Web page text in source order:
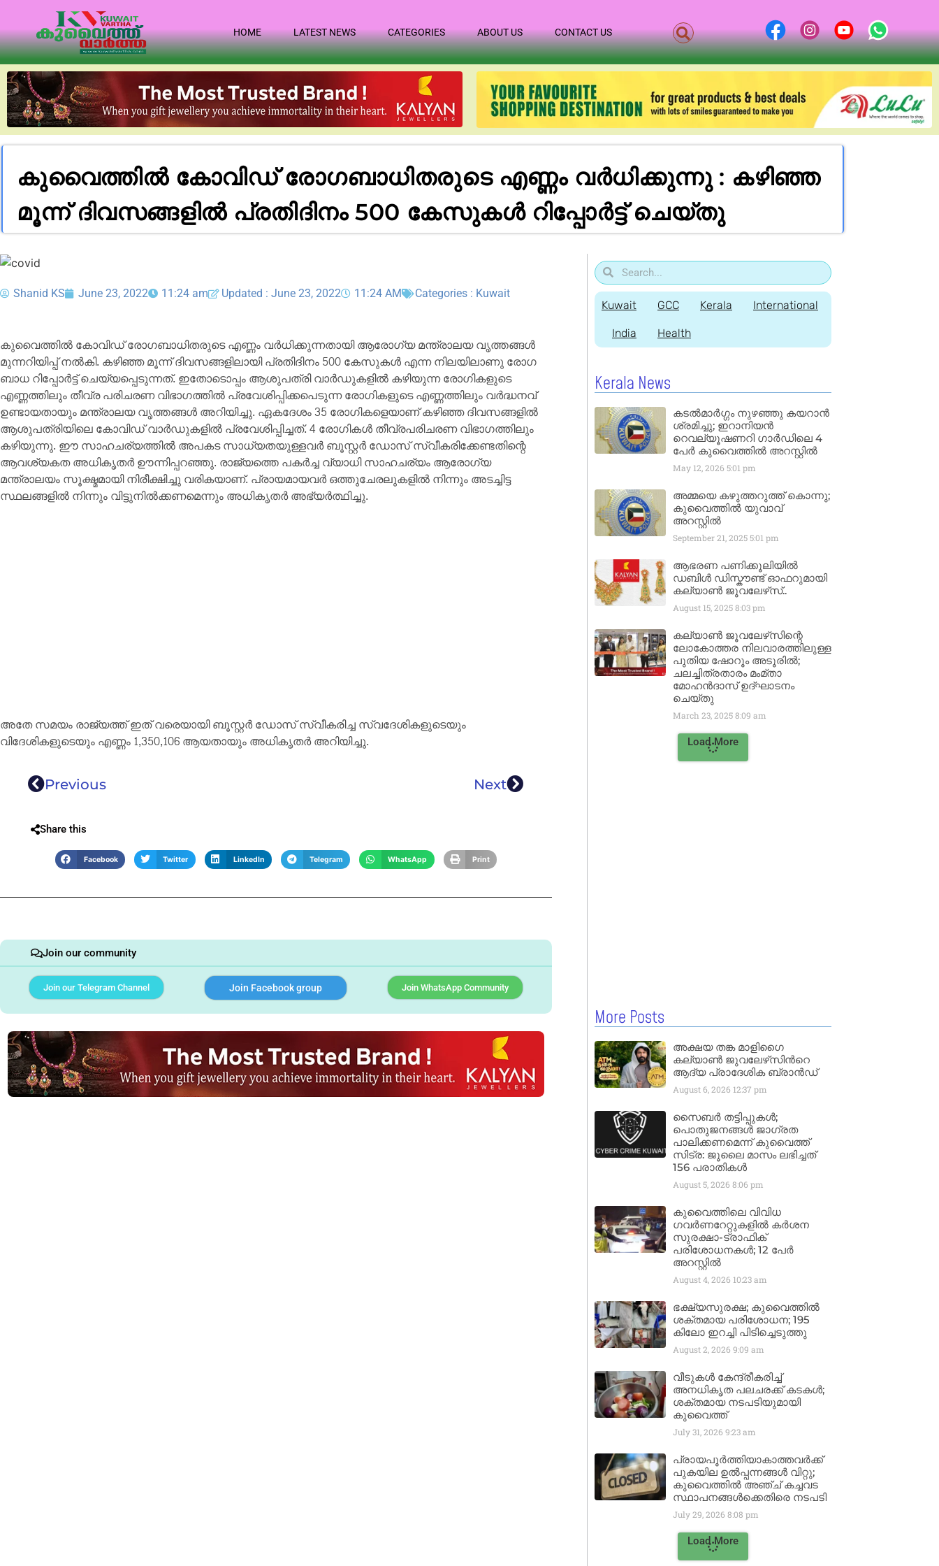
HOME LATEST NEWS CATEGORIES ABOUT US CONTACT US
കുവൈത്തിൽ കോവിഡ് രോഗബാധിതരുടെ എണ്ണം വർധിക്കുന്നു : കഴിഞ്ഞ
മൂന്ന് ദിവസങ്ങളിൽ പ്രതിദിനം 500 കേസുകൾ റിപ്പോർട്ട് ചെയ്തു
Shanid KS June 23, 2022 11:24 am Updated : June 23, 2022 11:24 AM Categories : Kuwait
കുവൈത്തിൽ കോവിഡ് രോഗബാധിതരുടെ എണ്ണം വർധിക്കുന്നതായി ആരോഗ്യ മന്ത്രാലയ വൃത്തങ്ങൾ
മുന്നറിയിപ്പ് നൽകി. കഴിഞ്ഞ മൂന്ന് ദിവസങ്ങളിലായി പ്രതിദിനം 500 കേസുകൾ എന്ന നിലയിലാണു രോഗ
ബാധ റിപ്പോർട്ട്‌ ചെയ്യപ്പെടുന്നത്‌. ഇതോടൊപ്പം ആശുപത്രി വാർഡുകളിൽ കഴിയുന്ന രോഗികളുടെ
എണ്ണത്തിലും തീവ്ര പരിചരണ വിഭാഗത്തിൽ പ്രവേശിപ്പിക്കപെടുന്ന രോഗികളുടെ എണ്ണത്തിലും വർദ്ധനവ്‌
ഉണ്ടായതായും മന്ത്രാലയ വൃത്തങ്ങൾ അറിയിച്ചു. ഏകദേശം 35 രോഗികളെയാണ് കഴിഞ്ഞ ദിവസങ്ങളിൽ
ആശുപത്രിയിലെ കോവിഡ്‌ വാർഡുകളിൽ പ്രവേശിപ്പിച്ചത്. 4 രോഗികൾ തീവ്രപരിചരണ വിഭാഗത്തിലും
കഴിയുന്നു. ഈ സാഹചര്യത്തിൽ അപകട സാധ്യതയുള്ളവർ ബൂസ്റ്റർ ഡോസ്‌ സ്വീകരിക്കേണ്ടതിന്റെ
ആവശ്യകത അധികൃതർ ഊന്നിപ്പറഞ്ഞു. രാജ്യത്തെ പകർച്ച വ്യാധി സാഹചര്യം ആരോഗ്യ
മന്ത്രാലയം സൂക്ഷ്മമായി നിരീക്ഷിച്ചു വരികയാണ്. പ്രായമായവർ ഒത്തുചേരലുകളിൽ നിന്നും അടച്ചിട്ട
സ്ഥലങ്ങളിൽ നിന്നും വിട്ടുനിൽക്കണമെന്നും അധികൃതർ അഭ്യർത്ഥിച്ചു.
അതേ സമയം രാജ്യത്ത് ഇത് വരെയായി ബൂസ്റ്റർ ഡോസ് സ്വീകരിച്ച സ്വദേശികളുടെയും
വിദേശികളുടെയും എണ്ണം 1,350,106 ആയതായും അധികൃതർ അറിയിച്ചു.
Previous Next
Share this
Facebook Twitter LinkedIn Telegram WhatsApp Print
Join our community
Join our Telegram Channel Join Facebook group Join WhatsApp Community
Kuwait GCC Kerala International
India Health
Kerala News
കടൽമാർഗ്ഗം നുഴഞ്ഞു കയറാൻ
ശ്രമിച്ചു; ഇറാനിയൻ
റെവല്യൂഷണറി ഗാർഡിലെ 4
പേർ കുവൈത്തിൽ അറസ്റ്റിൽ
May 12, 2026 5:01 pm
അമ്മയെ കഴുത്തറുത്ത് കൊന്നു;
കുവൈത്തിൽ യുവാവ്
അറസ്റ്റിൽ
September 21, 20255:01 pm
ആഭരണ പണിക്കൂലിയിൽ
ഡബിൾ ഡിസ്കൗണ്ട് ഓഫറുമായി
കല്യാൺ ജൂവലേഴ്‌സ്..
August 15, 20258:03 pm
കല്യാൺ ജൂവലേഴ്‌സിന്റെ
ലോകോത്തര നിലവാരത്തിലുള്ള
പുതിയ ഷോറൂം അടൂരിൽ;
ചലച്ചിത്രതാരം മംമ്താ
മോഹൻദാസ് ഉദ്ഘാടനം
ചെയ്‌തു
March 23, 20258:09 am
Load More
More Posts
അക്ഷയ തങ്ക മാളിഗൈ
കല്യാണ്‍ ജുവലേഴ്‌സിന്‍റെ
ആദ്യ പ്രാദേശിക ബ്രാന്‍ഡ്
August 6, 2026 12:37 pm
സൈബർ തട്ടിപ്പുകൾ;
പൊതുജനങ്ങൾ ജാഗ്രത
പാലിക്കണമെന്ന് കുവൈത്ത്
സിട്ര: ജൂലൈ മാസം ലഭിച്ചത്
156 പരാതികൾ
August 5, 2026 8:06 pm
കുവൈത്തിലെ വിവിധ
ഗവർണറേറ്റുകളിൽ കർശന
സുരക്ഷാ-ട്രാഫിക്
പരിശോധനകൾ; 12 പേർ
അറസ്റ്റിൽ
August 4, 2026 10:23 am
ഭക്ഷ്യസുരക്ഷ; കുവൈത്തിൽ
ശക്തമായ പരിശോധന; 195
കിലോ ഇറച്ചി പിടിച്ചെടുത്തു
August 2, 2026 9:09 am
വീടുകൾ കേന്ദ്രീകരിച്ച്
അനധികൃത പലചരക്ക് കടകൾ;
ശക്തമായ നടപടിയുമായി
കുവൈത്ത്
July 31, 2026 9:23 am
പ്രായപൂർത്തിയാകാത്തവർക്ക്
പുകയില ഉൽപ്പന്നങ്ങൾ വിറ്റു;
കുവൈത്തിൽ അഞ്ച് കച്ചവട
സ്ഥാപനങ്ങൾക്കെതിരെ നടപടി
July 29, 2026 8:08 pm
Load More